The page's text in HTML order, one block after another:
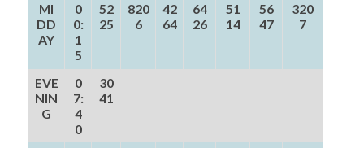
MI
DD
AY
0
0:
1
5
52
25
820
6
42
64
64
26
51
14
56
47
320
7
EVE
NIN
G
0
7:
4
0
30
41